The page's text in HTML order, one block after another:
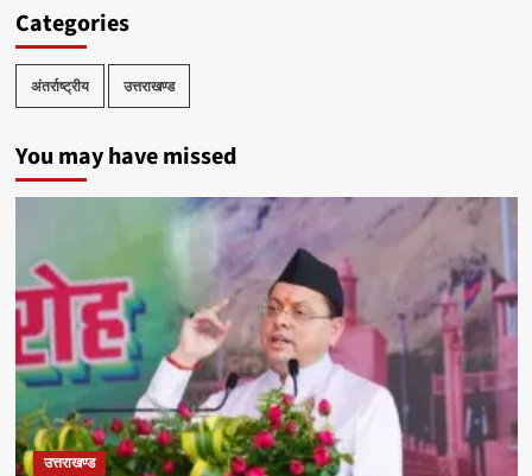
Categories
अंतर्राष्ट्रीय उत्तराखण्ड
You may have missed
उत्तराखण्ड